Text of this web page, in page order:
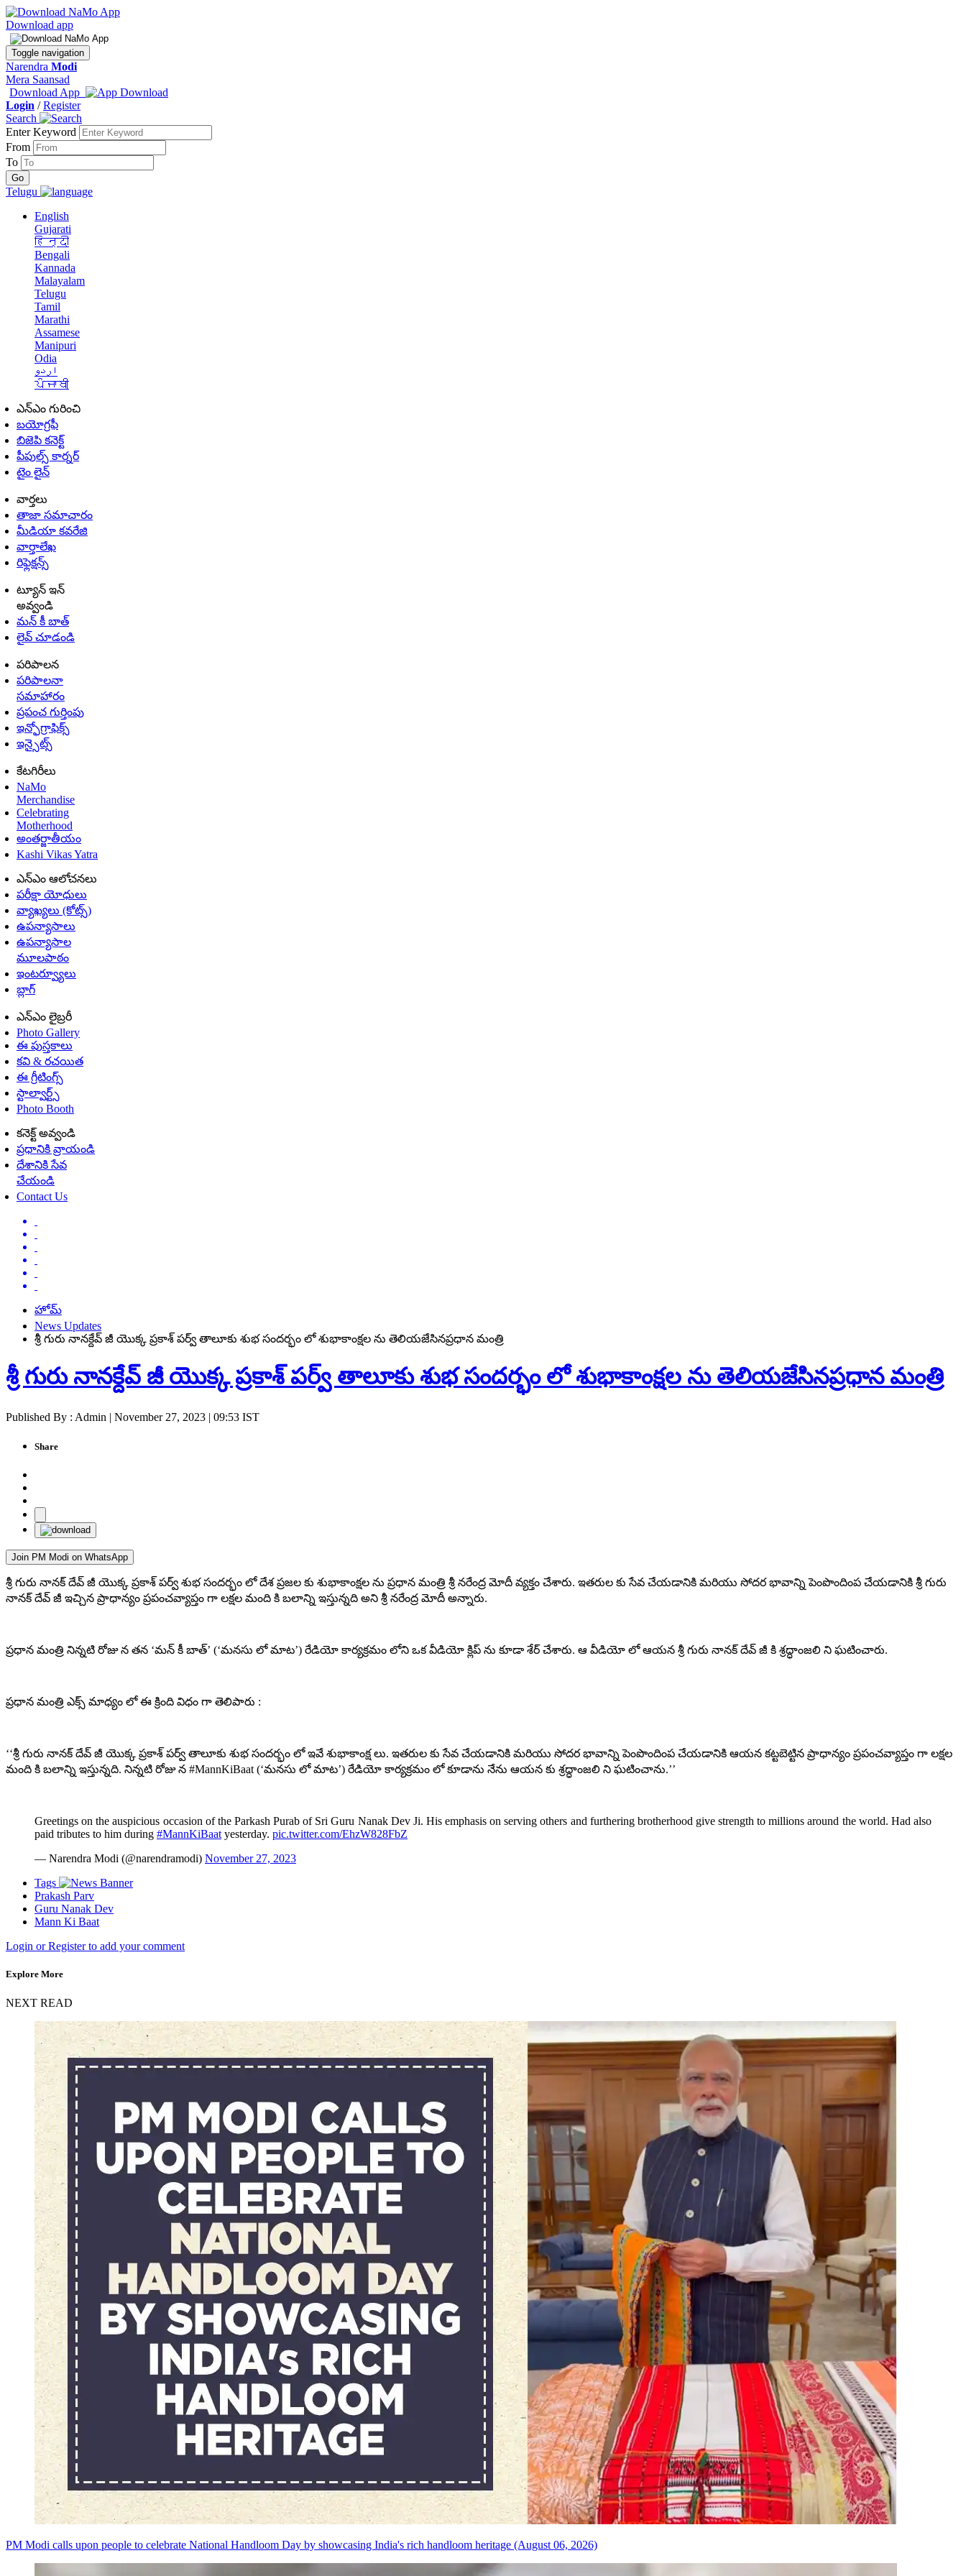
Download app
Toggle navigation
Narendra Modi
Mera Saansad
Download App
Login /Register
Search
Enter Keyword
From
To
Telugu
English
Gujarati
हिन्दी
Bengali
Kannada
Malayalam
Telugu
Tamil
Marathi
Assamese
Manipuri
Odia
اردو
ਪੰਜਾਬੀ
ఎన్ఎం గురించి
బయోగ్రఫీ
బిజెపి కనెక్ట్
పీపుల్స్ కార్నర్
టైం లైన్
వార్తలు
తాజా సమాచారం
మీడియా కవరేజి
వార్తాలేఖ
రిఫ్లెక్షన్స్
ట్యూన్ ఇన్
అవ్వండి
మన్ కీ బాత్
లైవ్ చూడండి
పరిపాలన
పరిపాలనా
సమాహారం
ప్రపంచ గుర్తింపు
ఇన్ఫోగ్రాఫిక్స్
ఇన్సైట్స్
కేటగిరీలు
NaMo
Merchandise
Celebrating
Motherhood
అంతర్జాతీయం
Kashi Vikas Yatra
ఎన్ఎం ఆలోచనలు
పరీక్షా యోధులు
వ్యాఖ్యలు (కోట్స్)
ఉపన్యాసాలు
ఉపన్యాసాల
మూలపాఠం
ఇంటర్వ్యూలు
బ్లాగ్
ఎన్ఎం లైబ్రరీ
Photo Gallery
ఈ పుస్తకాలు
కవి & రచయిత
ఈ గ్రీటింగ్స్
స్టాల్వార్ట్స్
Photo Booth
కనెక్ట్ అవ్వండి
ప్రధానికి వ్రాయండి
దేశానికి సేవ
చేయండి
Contact Us
హోమ్
News Updates
శ్రీ గురు నానక్దేవ్ జీ యొక్క ప్రకాశ్ పర్వ్ తాలూకు శుభ సందర్భం లో శుభాకాంక్షల ను తెలియజేసినప్రధాన మంత్రి
శ్రీ గురు నానక్దేవ్ జీ యొక్క ప్రకాశ్ పర్వ్ తాలూకు శుభ సందర్భం లో శుభాకాంక్షల ను తెలియజేసినప్రధాన మంత్రి
Published By : Admin | November 27, 2023 | 09:53 IST
Share
Join PM Modi on WhatsApp
శ్రీ గురు నానక్ దేవ్ జీ యొక్క ప్రకాశ్ పర్వ్ శుభ సందర్భం లో దేశ ప్రజల కు శుభాకాంక్షల ను ప్రధాన మంత్రి శ్రీ నరేంద్ర మోదీ వ్యక్తం చేశారు. ఇతరుల కు సేవ చేయడానికి మరియు సోదర భావాన్ని పెంపొందింప చేయడానికి శ్రీ గురు
నానక్ దేవ్ జీ ఇచ్చిన ప్రాధాన్యం ప్రపంచవ్యాప్తం గా లక్షల మంది కి బలాన్ని ఇస్తున్నది అని శ్రీ నరేంద్ర మోదీ అన్నారు.
ప్రధాన మంత్రి నిన్నటి రోజు న తన ‘మన్ కీ బాత్’ (‘మనసు లో మాట’) రేడియో కార్యక్రమం లోని ఒక వీడియో క్లిప్ ను కూడా శేర్ చేశారు. ఆ వీడియో లో ఆయన శ్రీ గురు నానక్ దేవ్ జీ కి శ్రద్ధాంజలి ని ఘటించారు.
ప్రధాన మంత్రి ఎక్స్ మాధ్యం లో ఈ క్రింది విధం గా తెలిపారు :
‘‘శ్రీ గురు నానక్ దేవ్ జీ యొక్క ప్రకాశ్ పర్వ్ తాలూకు శుభ సందర్భం లో ఇవే శుభాకాంక్ష లు. ఇతరుల కు సేవ చేయడానికి మరియు సోదర భావాన్ని పెంపొందింప చేయడానికి ఆయన కట్టబెట్టిన ప్రాధాన్యం ప్రపంచవ్యాప్తం గా లక్షల
మంది కి బలాన్ని ఇస్తున్నది. నిన్నటి రోజు న #MannKiBaat (‘మనసు లో మాట’) రేడియో కార్యక్రమం లో కూడాను నేను ఆయన కు శ్రద్ధాంజలి ని ఘటించాను.’’
Greetings on the auspicious occasion of the Parkash Purab of Sri Guru Nanak Dev Ji. His emphasis on serving others and furthering brotherhood give strength to millions around the world. Had also
paid tributes to him during #MannKiBaat yesterday. pic.twitter.com/EhzW828FbZ
— Narendra Modi (@narendramodi) November 27, 2023
Tags
Prakash Parv
Guru Nanak Dev
Mann Ki Baat
Login or Register to add your comment
Explore More
NEXT READ
PM Modi calls upon people to celebrate National Handloom Day by showcasing India's rich handloom heritage (August 06, 2026)